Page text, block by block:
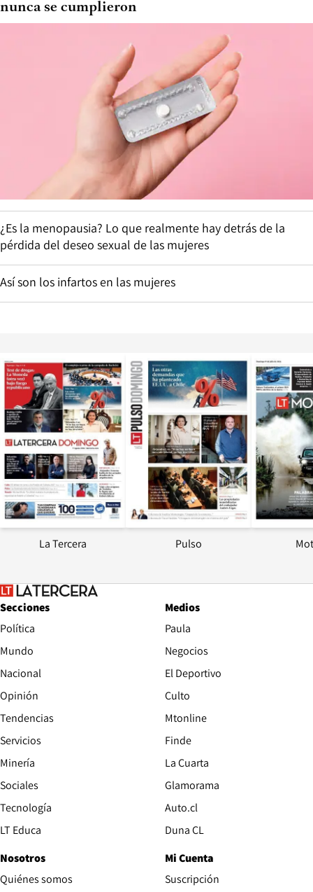
nunca se cumplieron
¿Es la menopausia? Lo que realmente hay detrás de la
pérdida del deseo sexual de las mujeres
Así son los infartos en las mujeres
Opens in new window
La Tercera
Opens in
Pulso
Secciones
Política
Mundo
Nacional
Opinión
Tendencias
Servicios
Minería
Sociales
Tecnología
LT Educa
Medios
Paula
Negocios
El Deportivo
Culto
Mtonline
Finde
La Cuarta
Glamorama
Auto.cl
Duna CL
Nosotros
Quiénes somos
Mi Cuenta
Suscripción